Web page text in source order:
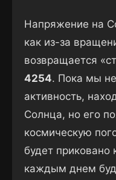
Напряжение на
как из-за
возвращается
4254. Пока мы
активность,
Солнца, но его
космическую
будет приковано
каждым днем